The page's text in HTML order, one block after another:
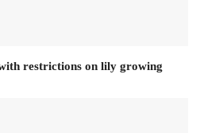
restrictions on lily growing